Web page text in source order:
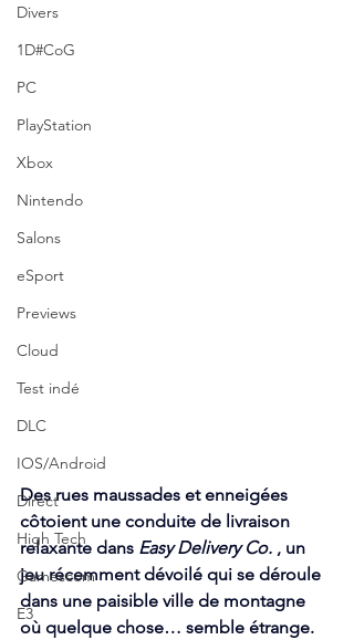
Divers
1D#CoG
PC
PlayStation
Xbox
Nintendo
Salons
eSport
Previews
Cloud
Test indé
DLC
IOS/Android
Direct
High Tech
Gamescom
E3
Des rues maussades et enneigées
côtoient une conduite de livraison
relaxante dans Easy Delivery Co. , un
jeu récemment dévoilé qui se déroule
dans une paisible ville de montagne
où quelque chose… semble étrange.